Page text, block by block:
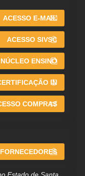
ACESSO E-MAIL
ACESSO SIVSC
ENSINO
IN
COMPRAS
FORNECEDORES